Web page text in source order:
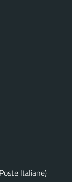
Italiane)